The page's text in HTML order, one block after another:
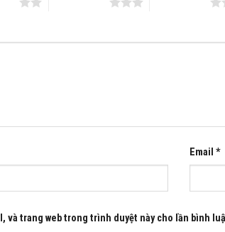
Email *
và trang web trong trình duyệt này cho lần bình